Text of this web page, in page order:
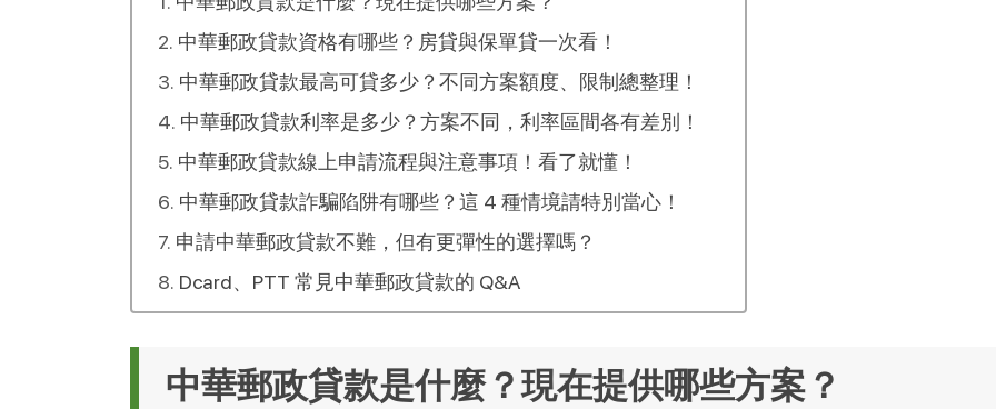
中華郵政貸款資格有哪些？房貸與保單貸一次看！
中華郵政貸款最高可貸多少？不同方案額度、限制總整理！
中華郵政貸款利率是多少？方案不同，利率區間各有差別！
中華郵政貸款線上申請流程與注意事項！看了就懂！
中華郵政貸款詐騙陷阱有哪些？這 4 種情境請特別當心！
申請中華郵政貸款不難，但有更彈性的選擇嗎？
Dcard、PTT 常見中華郵政貸款的 Q&A
中華郵政貸款是什麼？現在提供哪些方案？